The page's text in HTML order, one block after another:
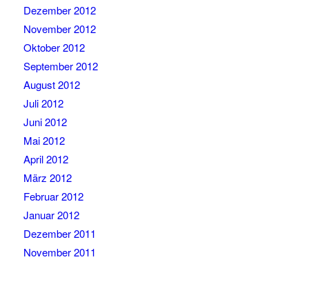
Dezember 2012
November 2012
Oktober 2012
September 2012
August 2012
Juli 2012
Juni 2012
Mai 2012
April 2012
März 2012
Februar 2012
Januar 2012
Dezember 2011
November 2011